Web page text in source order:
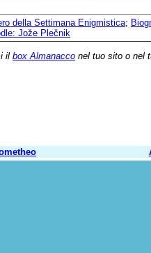
della Settimana Enigmistica;
Jože Plečnik
il box Almanacco nel tuo sito o nel